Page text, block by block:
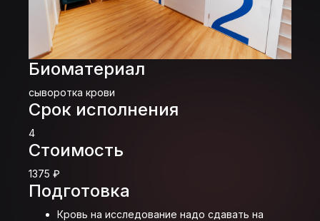
Биоматериал
сыворотка крови
Срок исполнения
4
Стоимость
1375 ₽
Подготовка
Кровь на исследование надо сдавать на